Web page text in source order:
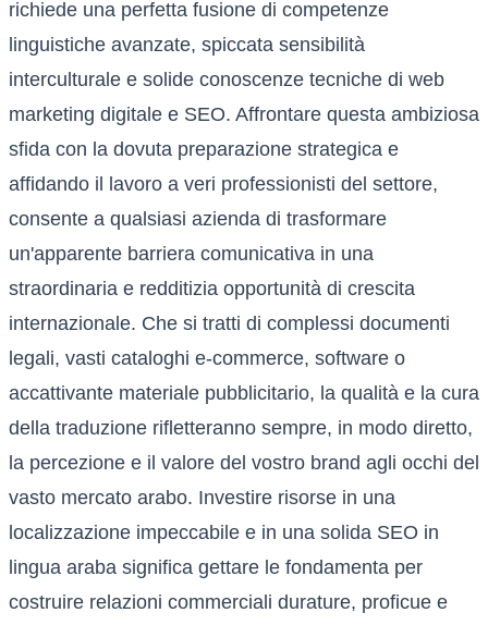
richiede una perfetta fusione di competenze
linguistiche avanzate, spiccata sensibilità
interculturale e solide conoscenze tecniche di web
marketing digitale e SEO. Affrontare questa ambiziosa
sfida con la dovuta preparazione strategica e
affidando il lavoro a veri professionisti del settore,
consente a qualsiasi azienda di trasformare
un'apparente barriera comunicativa in una
straordinaria e redditizia opportunità di crescita
internazionale. Che si tratti di complessi documenti
legali, vasti cataloghi e-commerce, software o
accattivante materiale pubblicitario, la qualità e la cura
della traduzione rifletteranno sempre, in modo diretto,
la percezione e il valore del vostro brand agli occhi del
vasto mercato arabo. Investire risorse in una
localizzazione impeccabile e in una solida SEO in
lingua araba significa gettare le fondamenta per
costruire relazioni commerciali durature, proficue e